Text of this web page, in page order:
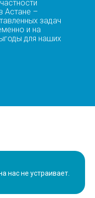
Астане –
задач
и на
для наших
нас не устраивает.